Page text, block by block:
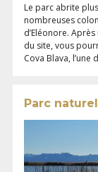
Le parc abrite
nombreuses
d’Eléonore.
du site, vous
Cova Blava, l’une
Parc